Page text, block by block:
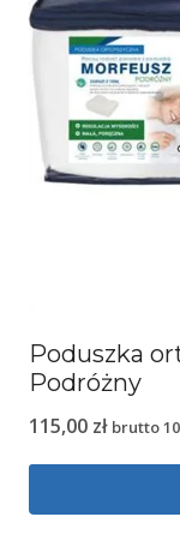
Poduszka
Podróżny
115,00 zł brutto